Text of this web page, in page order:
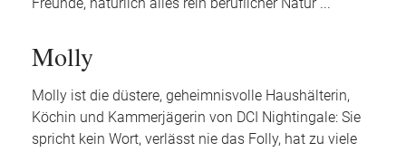
Freunde, natürlich alles rein beruflicher Natur ...
Molly
Molly ist die düstere, geheimnisvolle Haushälterin,
Köchin und Kammerjägerin von DCI Nightingale: Sie
spricht kein Wort, verlässt nie das Folly, hat zu viele